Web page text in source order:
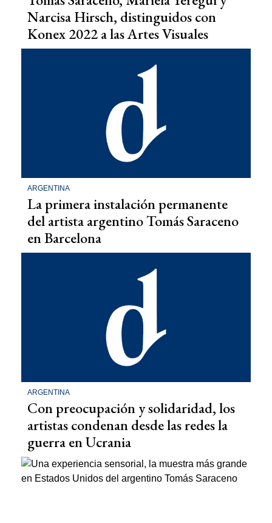
Narcisa Hirsch, distinguidos con
Konex 2022 a las Artes Visuales
ARGENTINA
La primera instalación permanente
del artista argentino Tomás Saraceno
en Barcelona
ARGENTINA
Con preocupación y solidaridad, los
artistas condenan desde las redes la
guerra en Ucrania